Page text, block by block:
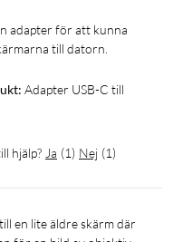
till datorn.
Adapter USB-C till
hjälp? Ja (1) Nej (1)